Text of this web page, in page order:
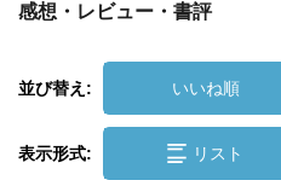
感想・レビュー・書評
並び替え: いいね順
表示形式: リスト